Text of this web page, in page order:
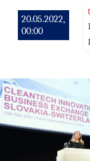
20.05.2022,
00:00